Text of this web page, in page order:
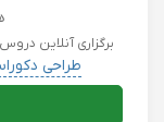
برگزاری آنلاین دروس
طراحی